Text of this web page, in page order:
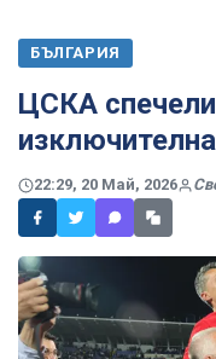
БЪЛГАРИЯ
ЦСКА
22:29, 20 Май, 2026